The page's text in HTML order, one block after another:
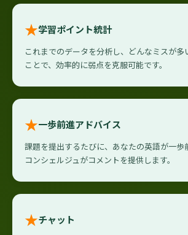
★学習ポイント統計
これまでのデータを分析し、どんなミスが多
ことで、効率的に弱点を克服可能です。
★一歩前進アドバイス
課題を提出するたびに、あなたの英語が一歩
コンシェルジュがコメントを提供します。
★チャット